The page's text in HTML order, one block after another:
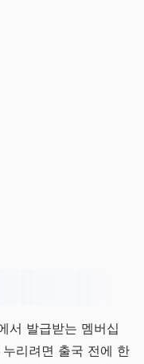
서 발급받는 멤버십
리려면 출국 전에 한